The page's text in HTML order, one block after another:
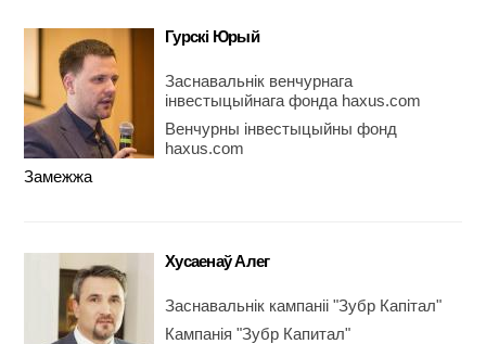
Гурскі Юрый
Заснавальнік венчурнага
інвестыцыйнага фонда haxus.com
Венчурны інвестыцыйны фонд
haxus.com
Замежжа
Хусаенаў Алег
Заснавальнік кампаніі "Зубр Капітал"
Кампанія "Зубр Капитал"